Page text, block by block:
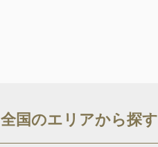
全国のエリアから探す